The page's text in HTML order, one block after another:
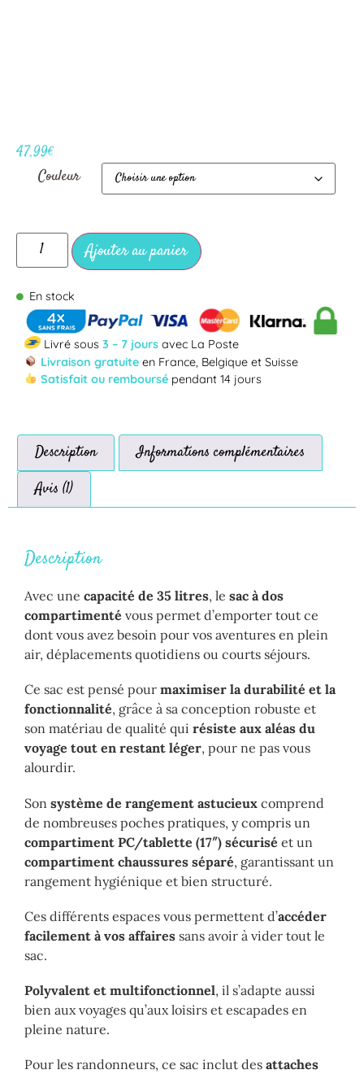
47.99€
Couleur
Ajouter au panier
En stock
Livré sous 3 – 7 jours avec La Poste
Livraison gratuite en France, Belgique et Suisse
Satisfait ou remboursé pendant 14 jours
Description
Informations complémentaires
Avis (1)
Description
Avec une capacité de 35 litres, le sac à dos
compartimenté vous permet d’emporter tout ce
dont vous avez besoin pour vos aventures en plein
air, déplacements quotidiens ou courts séjours.
Ce sac est pensé pour maximiser la durabilité et la
fonctionnalité, grâce à sa conception robuste et
son matériau de qualité qui résiste aux aléas du
voyage tout en restant léger, pour ne pas vous
alourdir.
Son système de rangement astucieux comprend
de nombreuses poches pratiques, y compris un
compartiment PC/tablette (17″) sécurisé et un
compartiment chaussures séparé, garantissant un
rangement hygiénique et bien structuré.
Ces différents espaces vous permettent d’accéder
facilement à vos affaires sans avoir à vider tout le
sac.
Polyvalent et multifonctionnel, il s’adapte aussi
bien aux voyages qu’aux loisirs et escapades en
pleine nature.
Pour les randonneurs, ce sac inclut des attaches